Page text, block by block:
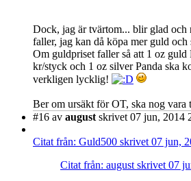
Dock, jag är tvärtom... blir glad och
faller, jag kan då köpa mer guld
Om guldpriset faller så att 1 oz guld
kr/styck och 1 oz silver Panda ska
verkligen lycklig!
Ber om ursäkt för OT, ska nog vara
#16 av august skrivet 07 jun, 2014
Citat från: Guld500 skrivet 07 jun,
Citat från: august skrivet 07